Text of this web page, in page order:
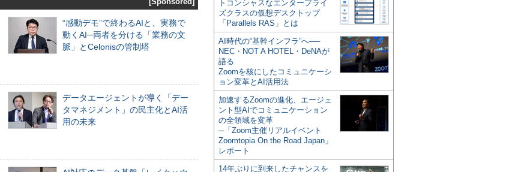
“感動デモ”で終わるAIと、実務で
動くAI─両者を分ける「業務の文
脈」とCelonisの管制塔
データエージェントが導く「デー
タマネジメント」の民主化とAI活
用の未来
トコンシャスなエンタープライ
ズクラスの仮想デスクトップ
「Parallels RAS」とは
AI時代の“基幹インフラ”へ──
NEC・NOT A HOTEL・DeNAが
語る
Zoomを核にしたコミュニケーシ
ョン変革とAI活用法
加速するZoomの進化、エージェ
ント型AIでコミュニケーション
の全領域を変革
─「Zoom主催リアルイベント
Zoomtopia On the Road Japan」
レポート
14年ぶりに到来したチャンスを